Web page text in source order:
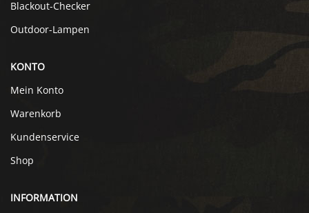
Blackout-Checker
Outdoor-Lampen
KONTO
Mein Konto
Warenkorb
Kundenservice
Shop
INFORMATION